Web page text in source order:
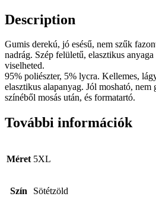
Description
Gumis derekú, jó esésű, nem szűk
nadrág. Szép felületű, elasztikus
viselheted.
95% poliészter, 5% lycra. Kellemes,
elasztikus alapanyag. Jól mosható,
színéből mosás után, és formatartó.
További információk
Méret 5XL
Szín Sötétzöld